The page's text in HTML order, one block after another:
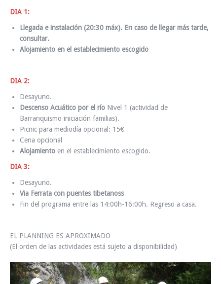
DIA 1:
Llegada e instalación (20:30 máx). En caso de llegar más tarde,
consultar.
Alojamiento en el establecimiento escogido
DIA 2:
Desayuno.
Descenso Acuático por el río Nivel 1 (actividad de
Barranquismo iniciación familias).
Picnic para mediodía opcional: 15€
Cena opcional
Alojamiento en el establecimiento escogido.
DIA 3:
Desayuno.
Via Ferrata con puentes tibetanoss
Fin del programa entre las 14:00h-16:00h. Regreso a casa.
EL PLANNING ES APROXIMADO
(El orden de las actividades está sujeto a disponibilidad)